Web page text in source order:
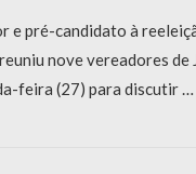
e pré-candidato à
nove vereadores de
feira (27) para discutir …